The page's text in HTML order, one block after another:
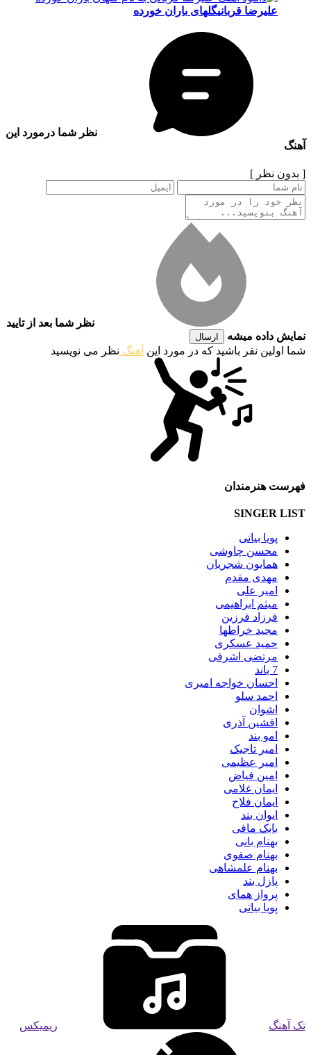
علیرضا قربانیگلهای باران خورده
نظر شما درمورد این
آهنگ
[ بدون نظر ]
نظر شما بعد از تایید
نمایش داده میشه
ارسال
شما اولین نفر باشید که در مورد این آهنگ نظر می نویسید
فهرست هنرمندان
SINGER LIST
پویا بیاتی
محسن چاوشی
همایون شجریان
مهدی مقدم
امیر علی
میثم ابراهیمی
فرزاد فرزین
مجید خراطها
حمید عسکری
مرتضی اشرفی
7 باند
احسان خواجه امیری
احمد سلو
اشوان
افشین آذری
امو بند
امیر تاجیک
امیر عظیمی
امین فیاض
ایمان غلامی
ایمان فلاح
ایوان بند
بابک مافی
بهنام بانی
بهنام صفوی
بهنام علمشاهی
پازل بند
پرواز همای
پویا بیاتی
تک آهنگ ریمیکس